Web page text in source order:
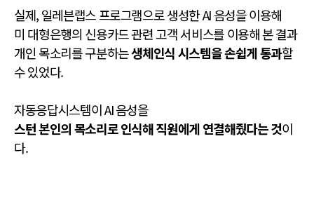
실제, 일레븐랩스 프로그램으로 생성한 AI 음성을 이용해
미 대형은행의 신용카드 관련 고객 서비스를 이용해 본 결과
개인 목소리를 구분하는생체인식 시스템을 손쉽게 통과할
수 있었다.
자동응답시스템이 AI 음성을
스턴 본인의 목소리로 인식해 직원에게 연결해줬다는 것이
다.